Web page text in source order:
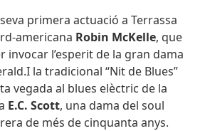
primera actuació a Terrassa
americana Robin McKelle, que
invocar l’esperit de la gran dama
la tradicional “Nit de Blues”
vegada al blues elèctric de la
E.C. Scott, una dama del soul
de més de cinquanta anys.